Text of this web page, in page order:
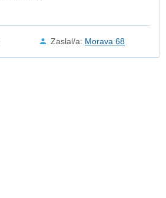
Zaslal/a: Morava 68